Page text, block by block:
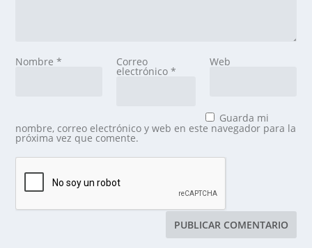
Nombre* Correo
electrónico *
Web
Guarda mi
nombre, correo electrónico y web en este navegador para la
próxima vez que comente.